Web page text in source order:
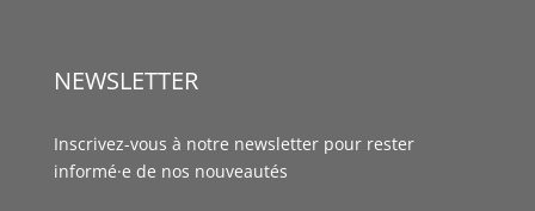
NEWSLETTER
Inscrivez-vous à notre newsletter pour rester
informé·e de nos nouveautés